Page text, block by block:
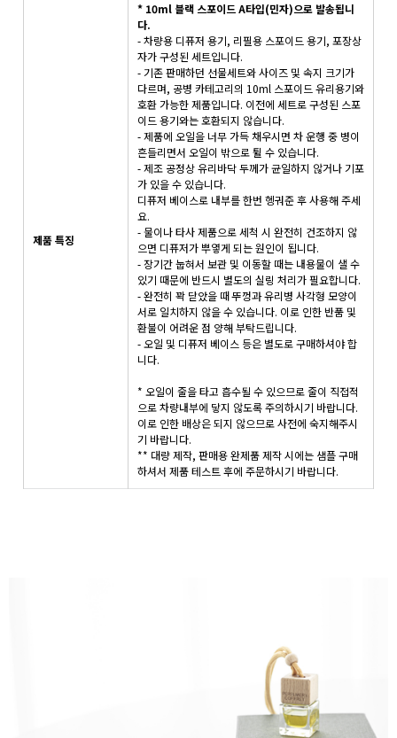
제품 특징
* 10ml 블랙 스포이드 A타입(민자)으로 발송됩니
다.
- 차량용 디퓨저 용기, 리필용 스포이드 용기, 포장상
자가 구성된 세트입니다.
- 기존 판매하던 선물세트와 사이즈 및 속지 크기가
다르며, 공병 카테고리의 10ml 스포이드 유리용기와
호환 가능한 제품입니다. 이전에 세트로 구성된 스포
이드 용기와는 호환되지 않습니다.
- 제품에 오일을 너무 가득 채우시면 차 운행 중 병이
흔들리면서 오일이 밖으로 튈 수 있습니다.
- 제조 공정상 유리바닥 두께가 균일하지 않거나 기포
가 있을 수 있습니다.
디퓨저 베이스로 내부를 한번 헹궈준 후 사용해 주세
요.
- 물이나 타사 제품으로 세척 시 완전히 건조하지 않
으면 디퓨저가 뿌옇게 되는 원인이 됩니다.
- 장기간 눕혀서 보관 및 이동할 때는 내용물이 샐 수
있기 때문에 반드시 별도의 실링 처리가 필요합니다.
- 완전히 꽉 닫았을 때 뚜껑과 유리병 사각형 모양이
서로 일치하지 않을 수 있습니다. 이로 인한 반품 및
환불이 어려운 점 양해 부탁드립니다.
- 오일 및 디퓨저 베이스 등은 별도로 구매하셔야 합
니다.
* 오일이 줄을 타고 흡수될 수 있으므로 줄이 직접적
으로 차량내부에 닿지 않도록 주의하시기 바랍니다.
이로 인한 배상은 되지 않으므로 사전에 숙지해주시
기 바랍니다.
** 대량 제작, 판매용 완제품 제작 시에는 샘플 구매
하셔서 제품 테스트 후에 주문하시기 바랍니다.